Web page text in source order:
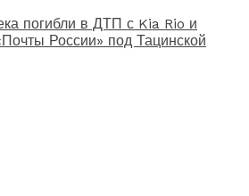
погибли в ДТП с Kia Rio и
России» под Тацинской